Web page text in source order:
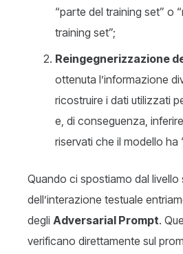
“parte del training set” o
training set”;
Reingegnerizzazione
ottenuta l’informazione
ricostruire i dati utilizzati
e, di conseguenza,
riservati che il modello ha
Quando ci spostiamo dal livello
dell’interazione testuale
degli Adversarial Prompt.
verificano direttamente sul